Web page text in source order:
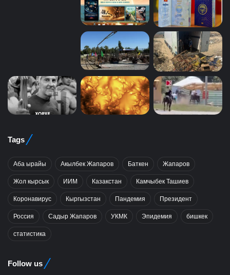
Tags
Аба ырайы Акылбек Жапаров Баткен Жапаров
Жол кырсык ИИМ Казакстан Камчыбек Ташиев
Коронавирус Кыргызстан Пандемия Президент
Россия Садыр Жапаров УКМК Эпидемия бишкек
статистика
Follow us